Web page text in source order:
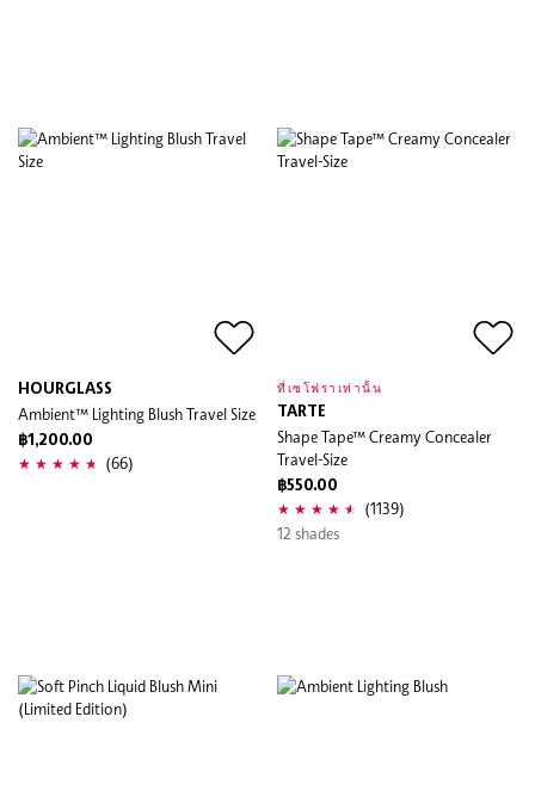
HOURGLASS
Ambient™ Lighting Blush Travel Size
฿1,200.00
(66)
ที่เซโฟราเท่านั้น
TARTE
Shape Tape™ Creamy Concealer
Travel-Size
฿550.00
(1139)
12 shades